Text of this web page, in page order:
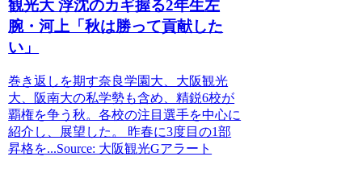
観光大 浮沈のカギ握る2年生左
腕・河上「秋は勝って貢献した
い」
巻き返しを期す奈良学園大、大阪観光
大、阪南大の私学勢も含め、精鋭6校が
覇権を争う秋。各校の注目選手を中心に
紹介し、展望した。 昨春に3度目の1部
昇格を...Source: 大阪観光Gアラート